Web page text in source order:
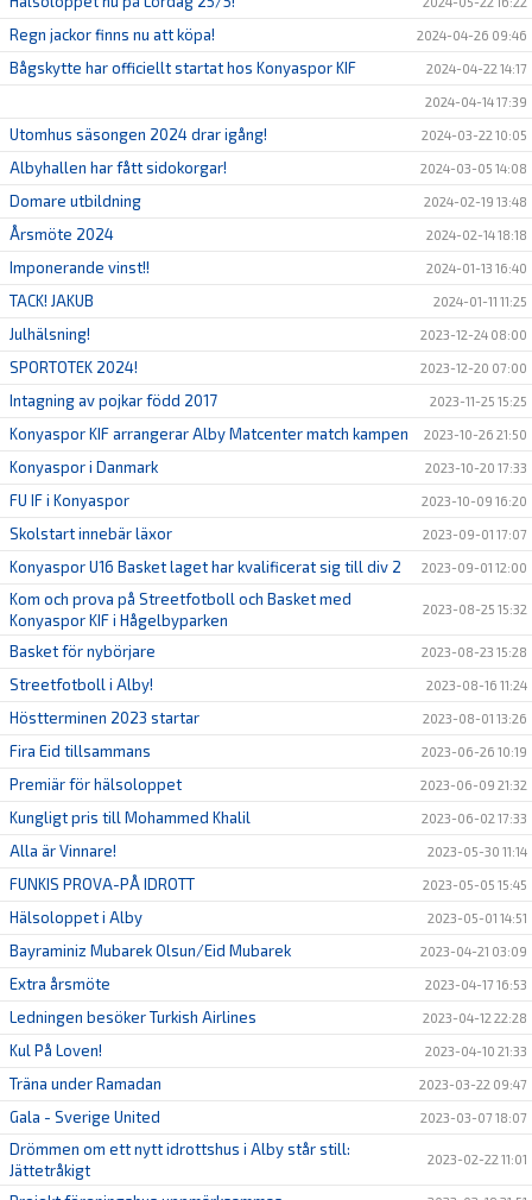
Regn jackor finns nu att köpa! 2024-04-26 09:46
Bågskytte har officiellt startat hos Konyaspor KIF 2024-04-22 14:17
2024-04-14 17:39
Utomhus säsongen 2024 drar igång! 2024-03-22 10:05
Albyhallen har fått sidokorgar! 2024-03-05 14:08
Domare utbildning 2024-02-19 13:48
Årsmöte 2024 2024-02-14 18:18
Imponerande vinst!! 2024-01-13 16:40
TACK! JAKUB 2024-01-11 11:25
Julhälsning! 2023-12-24 08:00
SPORTOTEK 2024! 2023-12-20 07:00
Intagning av pojkar född 2017 2023-11-25 15:25
Konyaspor KIF arrangerar Alby Matcenter match kampen 2023-10-26 21:50
Konyaspor i Danmark 2023-10-20 17:33
FU IF i Konyaspor 2023-10-09 16:20
Skolstart innebär läxor 2023-09-01 17:07
Konyaspor U16 Basket laget har kvalificerat sig till div 2 2023-09-01 12:00
Kom och prova på Streetfotboll och Basket med
Konyaspor KIF i Hågelbyparken
2023-08-25 15:32
Basket för nybörjare 2023-08-23 15:28
Streetfotboll i Alby! 2023-08-16 11:24
Höstterminen 2023 startar 2023-08-01 13:26
Fira Eid tillsammans 2023-06-26 10:19
Premiär för hälsoloppet 2023-06-09 21:32
Kungligt pris till Mohammed Khalil 2023-06-02 17:33
Alla är Vinnare! 2023-05-30 11:14
FUNKIS PROVA-PÅ IDROTT 2023-05-05 15:45
Hälsoloppet i Alby 2023-05-01 14:51
Bayraminiz Mubarek Olsun/Eid Mubarek 2023-04-21 03:09
Extra årsmöte 2023-04-17 16:53
Ledningen besöker Turkish Airlines 2023-04-12 22:28
Kul På Loven! 2023-04-10 21:33
Träna under Ramadan 2023-03-22 09:47
Gala - Sverige United 2023-03-07 18:07
Drömmen om ett nytt idrottshus i Alby står still:
Jättetråkigt
2023-02-22 11:01